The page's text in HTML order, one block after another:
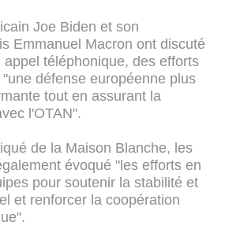
Joe Biden et son
Emmanuel Macron ont discuté
téléphonique, des efforts
défense européenne plus
tout en assurant la
l'OTAN".
de la Maison Blanche, les
évoqué "les efforts en
pour soutenir la stabilité et
et renforcer la coopération